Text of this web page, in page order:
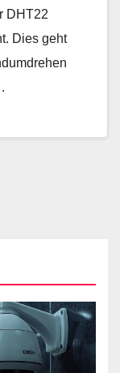
DHT22
Dies geht